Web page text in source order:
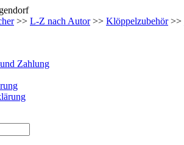
>> L-Z nach Autor>> Klöppelzubehör>>
Zahlung